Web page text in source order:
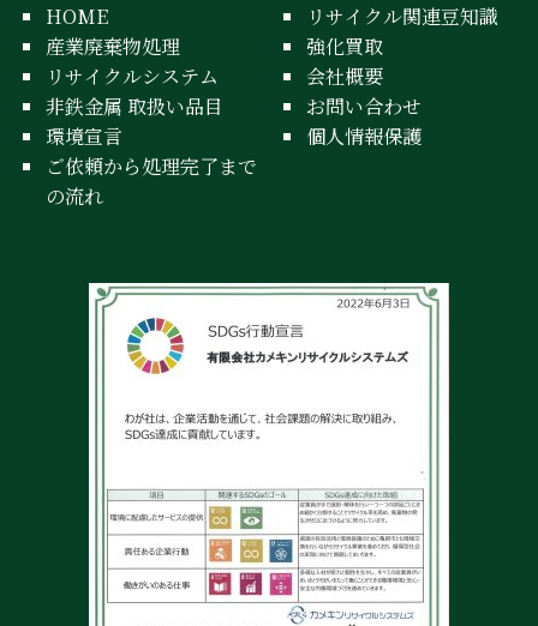
HOME
産業廃棄物処理
リサイクルシステム
非鉄金属 取扱い品目
環境宣言
ご依頼から処理完了まで
の流れ
リサイクル関連豆知識
強化買取
会社概要
お問い合わせ
個人情報保護